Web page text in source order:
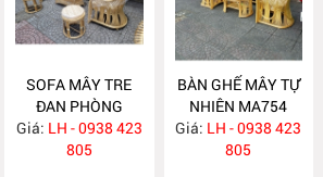
SOFA MÂY TRE
ĐAN PHÒNG
KHÁCH MA755
Giá: LH - 0938 423
805
BÀN GHẾ MÂY TỰ
NHIÊN MA754
Giá: LH - 0938 423
805